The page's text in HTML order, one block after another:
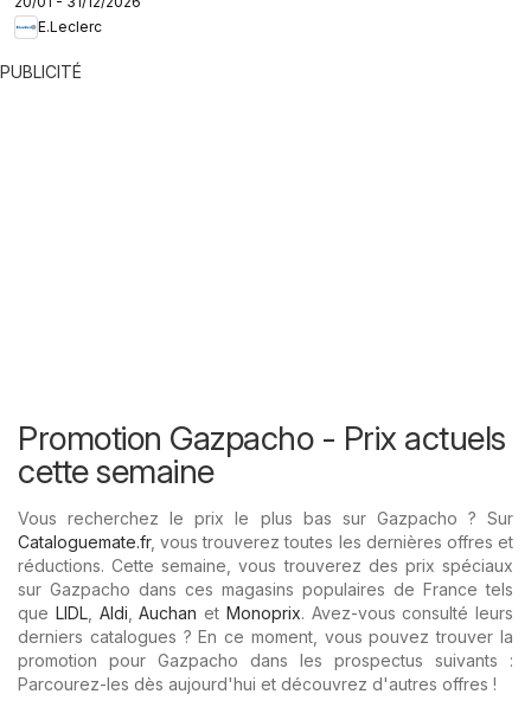
E.Leclerc
PUBLICITÉ
Promotion Gazpacho - Prix ​​actuels
cette semaine
Vous recherchez le prix le plus bas sur Gazpacho ? Sur
Cataloguemate.fr, vous trouverez toutes les dernières offres et
réductions. Cette semaine, vous trouverez des prix spéciaux
sur Gazpacho dans ces magasins populaires de France tels
que LIDL, Aldi ,Auchan et Monoprix. Avez-vous consulté leurs
derniers catalogues ? En ce moment, vous pouvez trouver la
promotion pour Gazpacho dans les prospectus suivants :
Parcourez-les dès aujourd'hui et découvrez d'autres offres !